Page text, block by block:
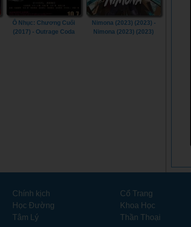
Ô Nhục: Chương Cuối
(2017) - Outrage Coda
Nimona (2023) (2023) -
Nimona (2023) (2023)
Chính kịch Cổ Trang
Học Đường Khoa Học
Tâm Lý Thần Thoại